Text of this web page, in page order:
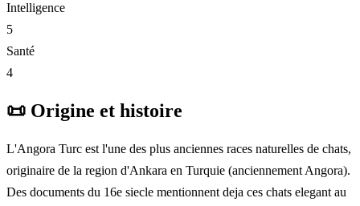
Intelligence
5
Santé
4
📜 Origine et histoire
L'Angora Turc est l'une des plus anciennes races naturelles de chats,
originaire de la region d'Ankara en Turquie (anciennement Angora).
Des documents du 16e siecle mentionnent deja ces chats elegant au